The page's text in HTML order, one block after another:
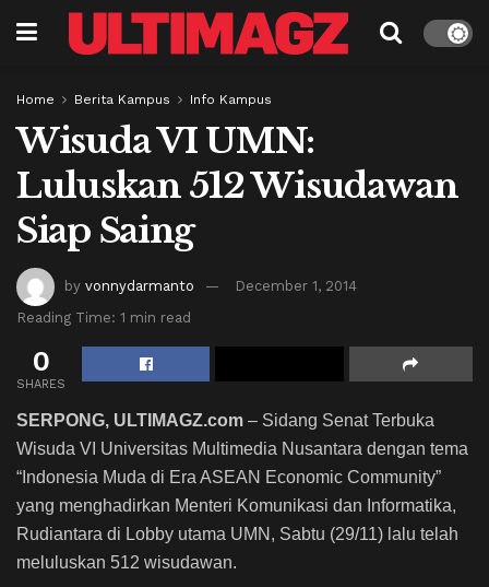
Home Berita Kampus Info Kampus
Wisuda VI UMN:
Luluskan 512 Wisudawan
Siap Saing
by vonnydarmanto
December 1, 2014
Reading Time: 1 min read
0
SHARES
SERPONG, ULTIMAGZ.com – Sidang Senat Terbuka
Wisuda VI Universitas Multimedia Nusantara dengan tema
“Indonesia Muda di Era ASEAN Economic Community”
yang menghadirkan Menteri Komunikasi dan Informatika,
Rudiantara di Lobby utama UMN, Sabtu (29/11) lalu telah
meluluskan 512 wisudawan.